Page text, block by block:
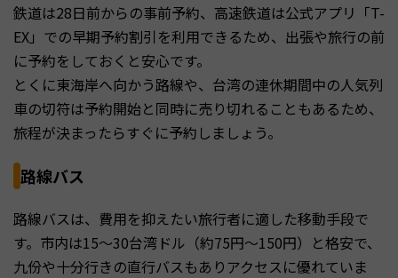
鉄道は28日前からの事前予約、高速鉄道は公式アプリ「T-
EX」での早期予約割引を利用できるため、出張や旅行の前
に予約をしておくと安心です。
とくに東海岸へ向かう路線や、台湾の連休期間中の人気列
車の切符は予約開始と同時に売り切れることもあるため、
旅程が決まったらすぐに予約しましょう。
路線バス
路線バスは、費用を抑えたい旅行者に適した移動手段で
す。市内は15〜30台湾ドル（約75円〜150円）と格安で、
九份や十分行きの直行バスもありアクセスに優れていま